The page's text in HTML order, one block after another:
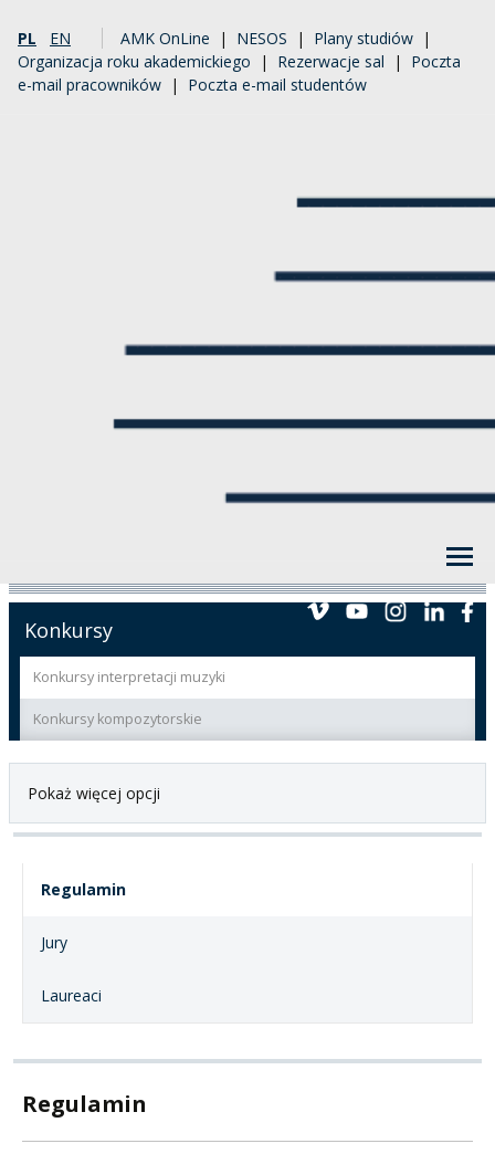
PL EN AMK OnLine | NESOS | Plany studiów |
Organizacja roku akademickiego | Rezerwacje sal | Poczta
e-mail pracowników | Poczta e-mail studentów
Konkursy
Konkursy interpretacji muzyki
Konkursy kompozytorskie
Pokaż więcej opcji
Regulamin
Jury
Laureaci
Regulamin